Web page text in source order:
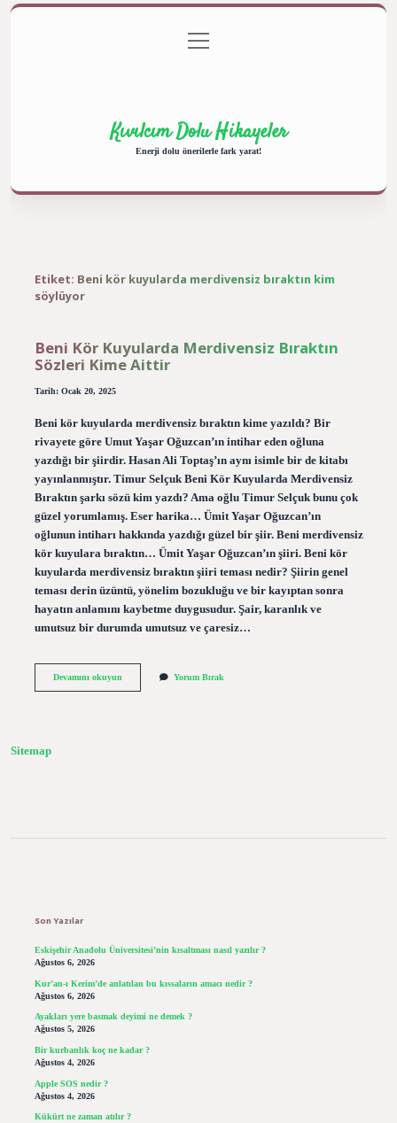
Gizlilik Politikası
menüyü
aç
Kıvılcım Dolu Hikayeler
Enerji dolu önerilerle fark yarat!
Etiket: Beni kör kuyularda merdivensiz bıraktın kim
söylüyor
Beni Kör Kuyularda Merdivensiz Bıraktın
Sözleri Kime Aittir
Tarih: Ocak 20, 2025
Beni kör kuyularda merdivensiz bıraktın kime yazıldı? Bir
rivayete göre Umut Yaşar Oğuzcan’ın intihar eden oğluna
yazdığı bir şiirdir. Hasan Ali Toptaş’ın aynı isimle bir de kitabı
yayınlanmıştır. Timur Selçuk Beni Kör Kuyularda Merdivensiz
Bıraktın şarkı sözü kim yazdı? Ama oğlu Timur Selçuk bunu çok
güzel yorumlamış. Eser harika… Ümit Yaşar Oğuzcan’ın
oğlunun intiharı hakkında yazdığı güzel bir şiir. Beni merdivensiz
kör kuyulara bıraktın… Ümit Yaşar Oğuzcan’ın şiiri. Beni kör
kuyularda merdivensiz bıraktın şiiri teması nedir? Şiirin genel
teması derin üzüntü, yönelim bozukluğu ve bir kayıptan sonra
hayatın anlamını kaybetme duygusudur. Şair, karanlık ve
umutsuz bir durumda umutsuz ve çaresiz…
Devamını okuyunBeni
Yorum Bırak
Sitemap
Son Yazılar
Eskişehir Anadolu Üniversitesi’nin kısaltması nasıl yazılır ?
Ağustos 6, 2026
Kur’an-ı Kerim’de anlatılan bu kıssaların amacı nedir ?
Ağustos 6, 2026
Ayakları yere basmak deyimi ne demek ?
Ağustos 5, 2026
Bir kurbanlık koç ne kadar ?
Ağustos 4, 2026
Apple SOS nedir ?
Ağustos 4, 2026
Kükürt ne zaman atılır ?